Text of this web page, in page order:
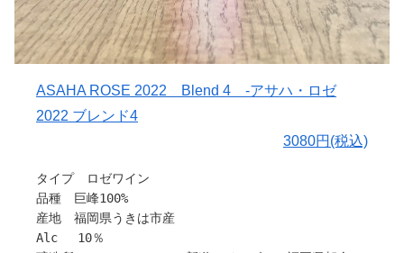
相性の良いペアリングは、豚肉の塩麹焼き、柿とスモーク
サーモンのサラダ、ポン酢でいただく白菜と鶏肉の寄せ
鍋、さばの柚子胡椒ポテトサラダなどです。
親しい仲間と楽しく食事しながら語り合いたい時にぜひお
召し上がりください。
〇生産本数 1378本
ASAHA ROSE 2022 Blend 4 ‐アサハ・ロゼ
2022 ブレンド4
3080円(税込)
タイプ ロゼワイン
品種 巨峰100%
産地 福岡県うきは市産
Alc 10％